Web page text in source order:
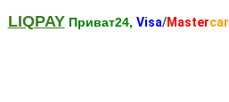
LIQPAY Приват24, Visa/Master